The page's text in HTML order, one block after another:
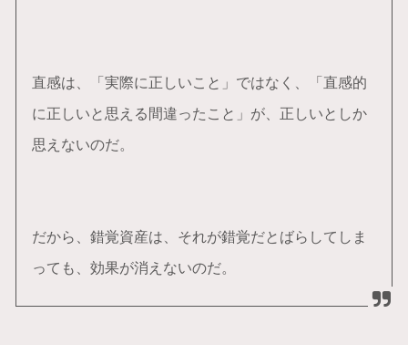
直感は、「実際に正しいこと」ではなく、「直感的
に正しいと思える間違ったこと」が、正しいとしか
思えないのだ。
だから、錯覚資産は、それが錯覚だとばらしてしま
っても、効果が消えないのだ。